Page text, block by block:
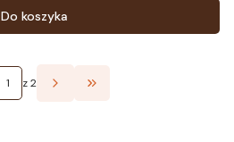
Do koszyka
z 2 Przejdź do ostatniej